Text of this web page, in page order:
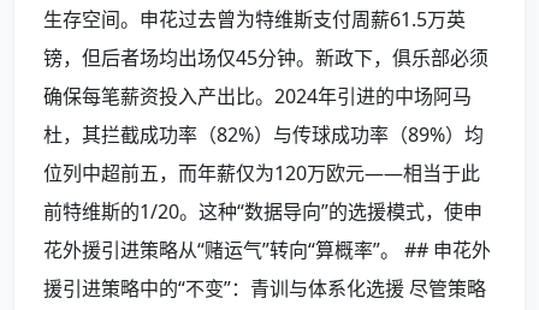
生存空间。申花过去曾为特维斯支付周薪61.5万英
镑，但后者场均出场仅45分钟。新政下，俱乐部必须
确保每笔薪资投入产出比。2024年引进的中场阿马
杜，其拦截成功率（82%）与传球成功率（89%）均
位列中超前五，而年薪仅为120万欧元——相当于此
前特维斯的1/20。这种“数据导向”的选援模式，使申
花外援引进策略从“赌运气”转向“算概率”。 ## 申花外
援引进策略中的“不变”：青训与体系化选援 尽管策略